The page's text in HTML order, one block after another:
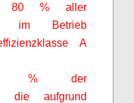
80 % aller
im Betrieb
A
% der
die aufgrund